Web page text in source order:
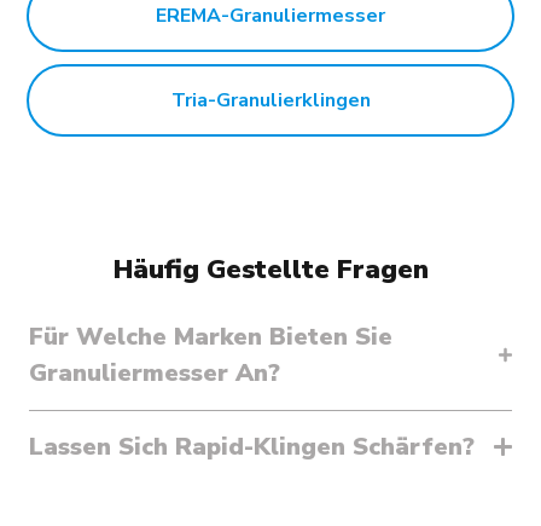
EREMA-Granuliermesser
Tria-Granulierklingen
Häufig Gestellte Fragen
Für Welche Marken Bieten Sie
Granuliermesser An?
Lassen Sich Rapid-Klingen Schärfen?